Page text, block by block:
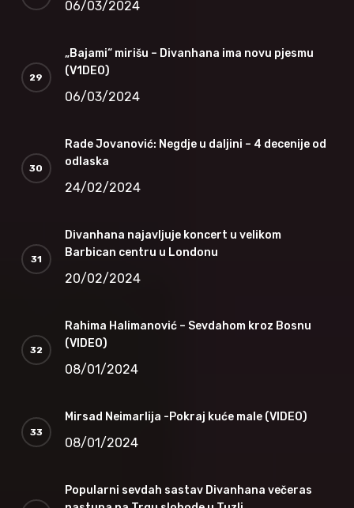
06/03/2024
„Bajami“ mirišu – Divanhana ima novu pjesmu
(V1DEO)
06/03/2024
Rade Jovanović: Negdje u daljini – 4 decenije od
odlaska
24/02/2024
Divanhana najavljuje koncert u velikom
Barbican centru u Londonu
20/02/2024
Rahima Halimanović – Sevdahom kroz Bosnu
(VIDEO)
08/01/2024
Mirsad Neimarlija -Pokraj kuće male (VIDEO)
08/01/2024
Popularni sevdah sastav Divanhana večeras